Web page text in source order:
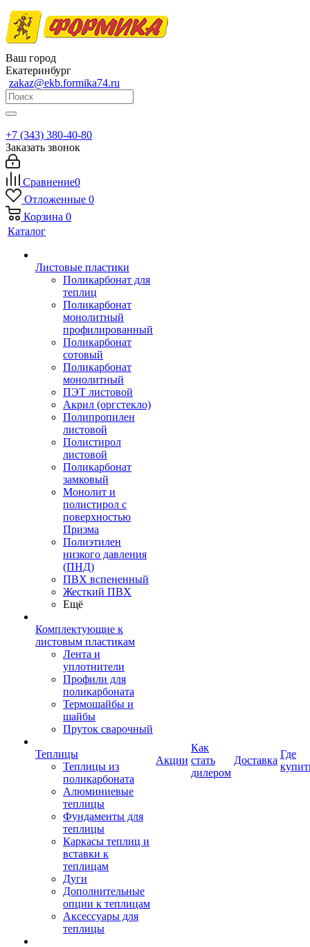
Ваш город
Екатеринбург
zakaz@ekb.formika74.ru
+7 (343) 380-40-80
Заказать звонок
Сравнение0
Отложенные 0
Корзина 0
Каталог
Листовые пластики
Поликарбонат для
теплиц
Поликарбонат
монолитный
профилированный
Поликарбонат
сотовый
Поликарбонат
монолитный
ПЭТ листовой
Акрил (оргстекло)
Полипропилен
листовой
Полистирол
листовой
Поликарбонат
замковый
Монолит и
полистирол с
поверхностью
Призма
Полиэтилен
низкого давления
(ПНД)
ПВХ вспененный
Жесткий ПВХ
Ещё
Комплектующие к
листовым пластикам
Лента и
уплотнители
Профили для
поликарбоната
Термошайбы и
шайбы
Пруток сварочный
Теплицы
Теплицы из
поликарбоната
Алюминиевые
теплицы
Фундаменты для
теплицы
Каркасы теплиц и
вставки к
теплицам
Дуги
Дополнительные
опции к теплицам
Аксессуары для
теплицы
Акции
Как
стать
дилером
Доставка
Где